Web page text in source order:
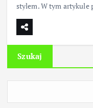
stylem. W tym
Szukaj